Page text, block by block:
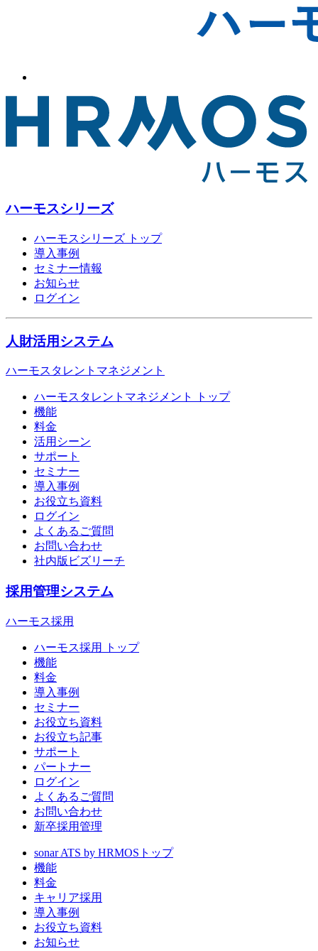
ハーモスシリーズ
ハーモスシリーズ トップ
導入事例
セミナー情報
お知らせ
ログイン
人財活用システム
ハーモスタレントマネジメント
ハーモスタレントマネジメント トップ
機能
料金
活用シーン
サポート
セミナー
導入事例
お役立ち資料
ログイン
よくあるご質問
お問い合わせ
社内版ビズリーチ
採用管理システム
ハーモス採用
ハーモス採用 トップ
機能
料金
導入事例
セミナー
お役立ち資料
お役立ち記事
サポート
パートナー
ログイン
よくあるご質問
お問い合わせ
新卒採用管理
sonar ATS by HRMOS トップ
機能
料金
キャリア採用
導入事例
お役立ち資料
お知らせ